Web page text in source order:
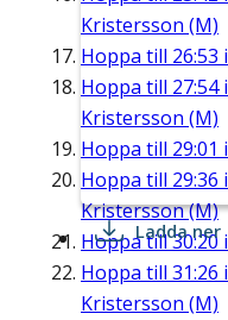
Kristersson (M)
Hoppa till 26:53
Hoppa till 27:54i
Kristersson (M)
Hoppa till 29:01
Hoppa till 29:36
Kristersson (M)
Hoppa till30:20
Hoppa till 31:26
Kristersson (M)
Ladda ner